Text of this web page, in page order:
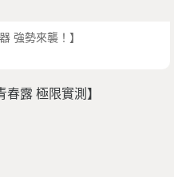
強勢來襲！】